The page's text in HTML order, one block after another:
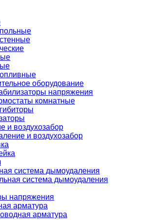
оборудование
напряжения
комнатные
и воздухозабор
и воздухозабор
система дымоудаления
система дымоудаления
напряжения
арматура
арматура